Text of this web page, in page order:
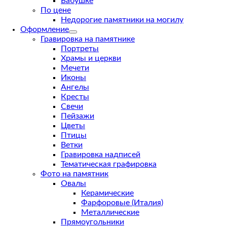
По цене
Недорогие памятники на могилу
Оформление
Гравировка на памятнике
Портреты
Храмы и церкви
Мечети
Иконы
Ангелы
Кресты
Свечи
Пейзажи
Цветы
Птицы
Ветки
Гравировка надписей
Тематическая графировка
Фото на памятник
Овалы
Керамические
Фарфоровые (Италия)
Металлические
Прямоугольники